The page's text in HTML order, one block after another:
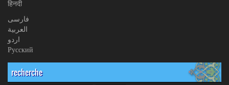
हिनदी
فارسی
العربیة
اردو
Русский
recherche